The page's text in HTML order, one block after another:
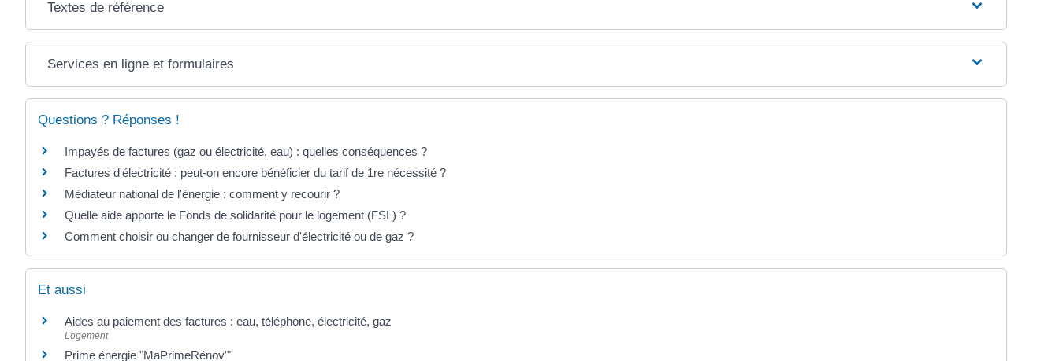
Textes de référence
Services en ligne et formulaires
Questions ? Réponses !
Impayés de factures (gaz ou électricité, eau) : quelles conséquences ?
Factures d'électricité : peut-on encore bénéficier du tarif de 1re nécessité ?
Médiateur national de l'énergie : comment y recourir ?
Quelle aide apporte le Fonds de solidarité pour le logement (FSL) ?
Comment choisir ou changer de fournisseur d'électricité ou de gaz ?
Et aussi
Aides au paiement des factures : eau, téléphone, électricité, gaz
Logement
Prime énergie "MaPrimeRénov'"